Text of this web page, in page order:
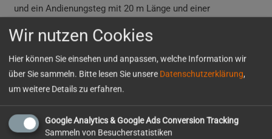
und ein Andienungsteg mit 20 m Länge und einer
Umbauarbeiten von der Bergseite aus durchgeführt werden
können, ohne den Klinikbetrieb zu sehr zu beeinträchtigen.
Ausführung
2012-2013
Auftraggeber
Klinikum Pforzheim GmbH
Wir nutzen Cookies
Hier können Sie einsehen und anpassen, welche Information wir
über Sie sammeln. Bitte lesen Sie unsere Datenschutzerklärung,
um weitere Details zu erfahren.
Google Analytics & Google Ads Conversion Tracking
Sammeln von Besucherstatistiken